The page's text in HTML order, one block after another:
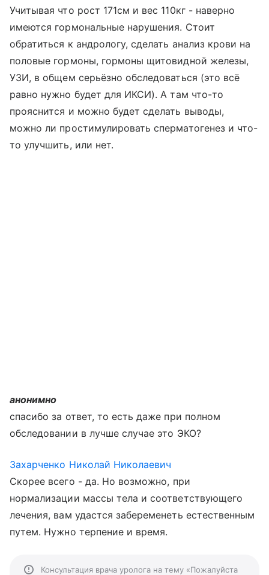
Учитывая что рост 171см и вес 110кг - наверно
имеются гормональные нарушения. Стоит
обратиться к андрологу, сделать анализ крови на
половые гормоны, гормоны щитовидной железы,
УЗИ, в общем серьёзно обследоваться (это всё
равно нужно будет для ИКСИ). А там что-то
прояснится и можно будет сделать выводы,
можно ли простимулировать сперматогенез и что-
то улучшить, или нет.
анонимно
спасибо за ответ, то есть даже при полном
обследовании в лучше случае это ЭКО?
Захарченко Николай Николаевич
Скорее всего - да. Но возможно, при
нормализации массы тела и соответствующего
лечения, вам удастся забеременеть естественным
путем. Нужно терпение и время.
Консультация врача уролога на тему «Пожалуйста